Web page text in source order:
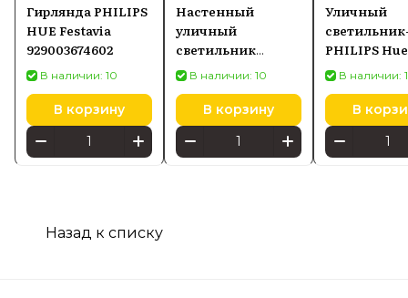
Гирлянда PHILIPS
HUE Festavia
929003674602
В наличии: 10
В корзину
Настенный
уличный
светильник
PHILIPS Hue White
and Color
Ambiance Nyro
черный 1745630P7
В наличии: 10
В корзину
Уличный
PHILIPS
and Color
Ambiance
черный
В наличии:
В
Назад к списку